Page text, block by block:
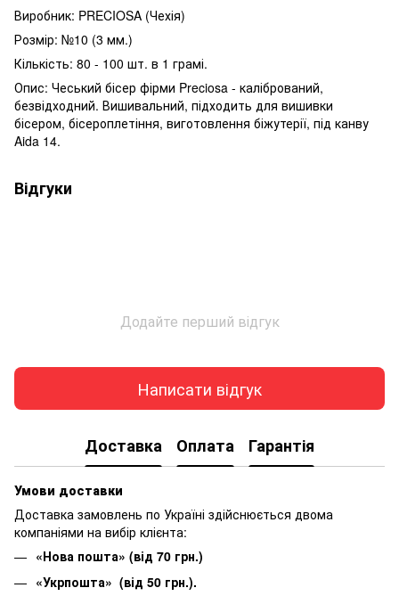
Виробник: PRECIOSA (Чехія)
Розмір: №10 (3 мм.)
Кількість: 80 - 100 шт. в 1 грамі.
Опис: Чеський бісер фірми Preciosa - калібрований,
безвідходний. Вишивальний, підходить для вишивки
бісером, бісероплетіння, виготовлення біжутерії, під канву
Aida 14.
Відгуки
Додайте перший відгук
Написати відгук
Доставка Оплата Гарантія
Умови доставки
Доставка замовлень по Україні здійснюється двома
компаніями на вибір клієнта:
«Нова пошта» (від 70 грн.)
«Укрпошта» (від 50 грн.).